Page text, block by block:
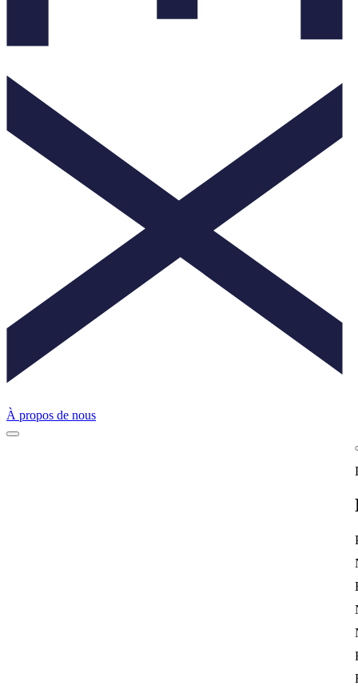
À propos de nous